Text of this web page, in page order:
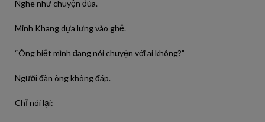
Nghe như chuyện đùa.
Minh Khang dựa lưng vào ghế.
“Ông biết mình đang nói chuyện với ai không?”
Người đàn ông không đáp.
Chỉ nói lại: